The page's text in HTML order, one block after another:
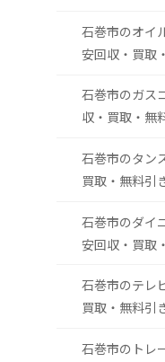
石巻市のオイ
安回収・買取
石巻市のガス
収・買取・無
石巻市のタン
買取・無料引
石巻市のダイ
安回収・買取
石巻市のテレ
買取・無料引
石巻市のトレ